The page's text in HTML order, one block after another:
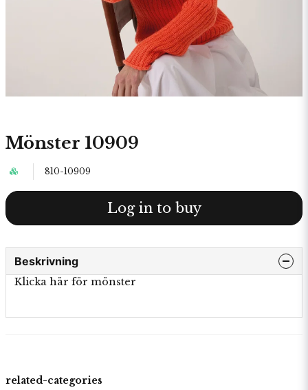
Mönster 10909
810-10909
Log in to buy
Beskrivning
Klicka här för mönster
related-categories